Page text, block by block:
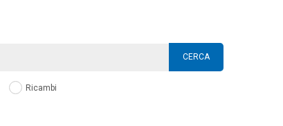
CERCA
Ricambi